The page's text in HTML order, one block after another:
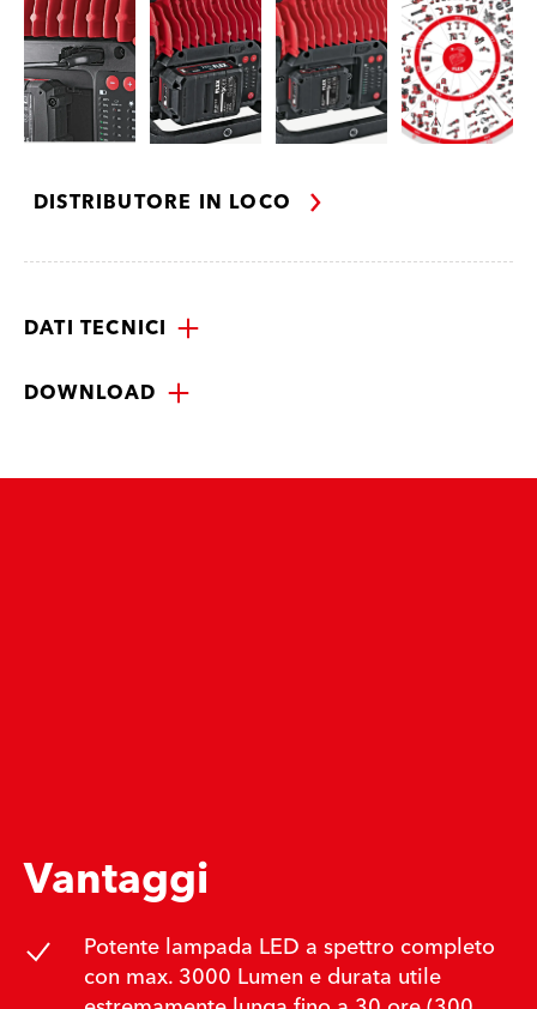
DISTRIBUTORE IN LOCO
DATI TECNICI
DOWNLOAD
Vantaggi
Potente lampada LED a spettro completo
con max. 3000 Lumen e durata utile